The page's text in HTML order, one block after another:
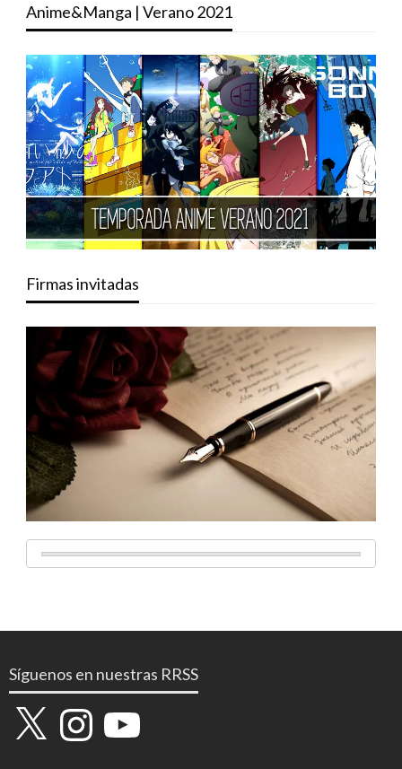
Anime&Manga | Verano 2021
Firmas invitadas
Síguenos en nuestras RRSS
X InstagramYouTube